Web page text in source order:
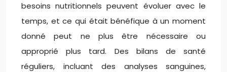
besoins nutritionnels peuvent évoluer avec le
temps, et ce qui était bénéfique à un moment
donné peut ne plus être nécessaire ou
approprié plus tard. Des bilans de santé
réguliers, incluant des analyses sanguines,